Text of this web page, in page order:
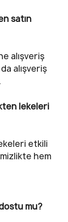
satın
alışveriş
alışveriş
lekeleri
etkili
hem
mu?